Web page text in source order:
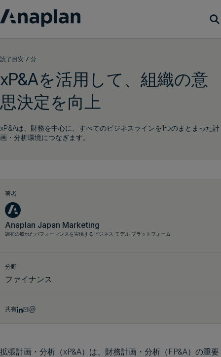
カスタマーサクセス
リソース
会社概要
デモをリクエスト
読了目安 7 分
xP&Aを活用して、組織の意
思決定を向上
xP&Aは、財務を中心に、すべてのビジネスラインを1つのまとまった計
画・分析環境につなぎます。
著者
Anaplan Japan Marketing
調和の取れたパフォーマンスを実現するビジネス モデル プラットフォーム
分野
ファイナンス
共有
拡張計画・分析（xP&A）は、財務計画・分析（FP&A）の重要